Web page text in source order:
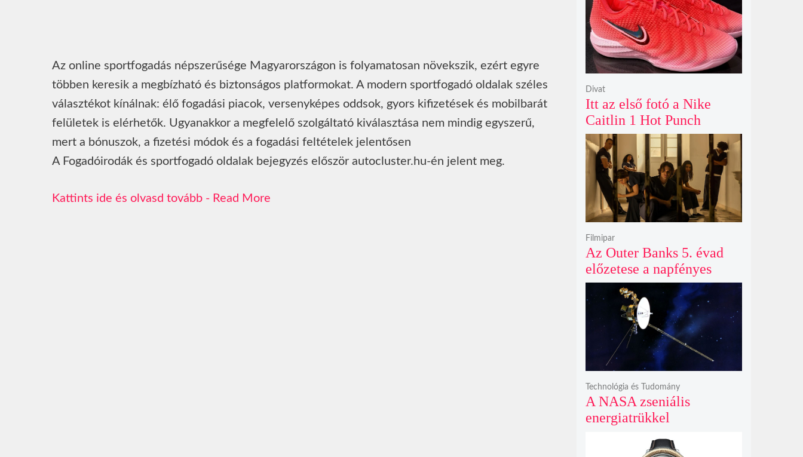
Az online sportfogadás népszerűsége Magyarországon is folyamatosan növekszik, ezért egyre
többen keresik a megbízható és biztonságos platformokat. A modern sportfogadó oldalak széles
választékot kínálnak: élő fogadási piacok, versenyképes oddsok, gyors kifizetések és mobilbarát
felületek is elérhetők. Ugyanakkor a megfelelő szolgáltató kiválasztása nem mindig egyszerű,
mert a bónuszok, a fizetési módok és a fogadási feltételek jelentősen
A Fogadóirodák és sportfogadó oldalak bejegyzés először autocluster.hu-én jelent meg.
Read More
Itt az első fotó a Nike
Caitlin 1 Hot Punch
cipőjéről brutálisan ütős
színben
Divat
Az Outer Banks 5. évad
előzetese a napfényes
kalandok helyett
kíméletlen
bosszúhadjáratot ígér
Filmipar
A NASA zseniális
energiatrükkel
éves Voyager-2 csillagközi
Technológia és Tudomány